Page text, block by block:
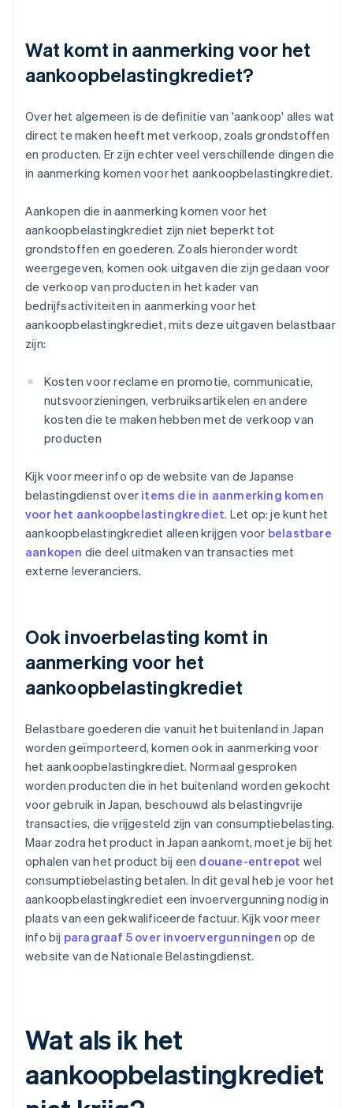
Wat komt in aanmerking voor het
aankoopbelastingkrediet?
Over het algemeen is de definitie van 'aankoop' alles wat
direct te maken heeft met verkoop, zoals grondstoffen
en producten. Er zijn echter veel verschillende dingen die
in aanmerking komen voor het aankoopbelastingkrediet.
Aankopen die in aanmerking komen voor het
aankoopbelastingkrediet zijn niet beperkt tot
grondstoffen en goederen. Zoals hieronder wordt
weergegeven, komen ook uitgaven die zijn gedaan voor
de verkoop van producten in het kader van
bedrijfsactiviteiten in aanmerking voor het
aankoopbelastingkrediet, mits deze uitgaven belastbaar
zijn:
Kosten voor reclame en promotie, communicatie,
nutsvoorzieningen, verbruiksartikelen en andere
kosten die te maken hebben met de verkoop van
producten
Kijk voor meer info op de website van de Japanse
belastingdienst over items die in aanmerking komen
voor het aankoopbelastingkrediet. Let op: je kunt het
aankoopbelastingkrediet alleen krijgen voor belastbare
aankopen die deel uitmaken van transacties met
externe leveranciers.
Ook invoerbelasting komt in
aanmerking voor het
aankoopbelastingkrediet
Belastbare goederen die vanuit het buitenland in Japan
worden geïmporteerd, komen ook in aanmerking voor
het aankoopbelastingkrediet. Normaal gesproken
worden producten die in het buitenland worden gekocht
voor gebruik in Japan, beschouwd als belastingvrije
transacties, die vrijgesteld zijn van consumptiebelasting.
Maar zodra het product in Japan aankomt, moet je bij het
ophalen van het product bij een douane-entrepot wel
consumptiebelasting betalen. In dit geval heb je voor het
aankoopbelastingkrediet een invoervergunning nodig in
plaats van een gekwalificeerde factuur. Kijk voor meer
info bij paragraaf 5 over invoervergunningen op de
website van de Nationale Belastingdienst.
Wat als ik het
aankoopbelastingkrediet